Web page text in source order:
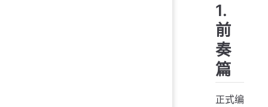
1.
前
奏
篇
正式编